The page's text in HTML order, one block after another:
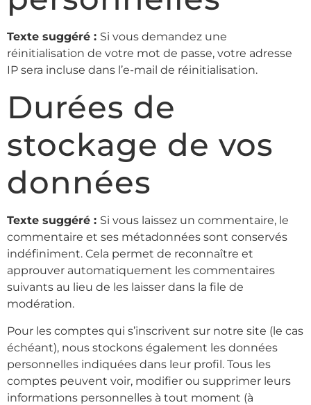
Texte suggéré : Si vous demandez une
réinitialisation de votre mot de passe, votre adresse
IP sera incluse dans l’e-mail de réinitialisation.
Durées de
stockage de vos
données
Texte suggéré : Si vous laissez un commentaire, le
commentaire et ses métadonnées sont conservés
indéfiniment. Cela permet de reconnaître et
approuver automatiquement les commentaires
suivants au lieu de les laisser dans la file de
modération.
Pour les comptes qui s’inscrivent sur notre site (le cas
échéant), nous stockons également les données
personnelles indiquées dans leur profil. Tous les
comptes peuvent voir, modifier ou supprimer leurs
informations personnelles à tout moment (à